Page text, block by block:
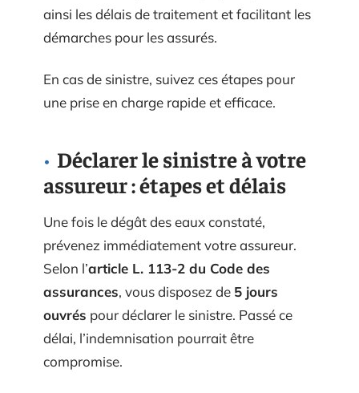
ainsi les délais de traitement et facilitant les
démarches pour les assurés.
En cas de sinistre, suivez ces étapes pour
une prise en charge rapide et efficace.
Déclarer le sinistre à votre
assureur : étapes et délais
Une fois le dégât des eaux constaté,
prévenez immédiatement votre assureur.
Selon l’article L. 113-2 du Code des
assurances, vous disposez de 5 jours
ouvrés pour déclarer le sinistre. Passé ce
délai, l’indemnisation pourrait être
compromise.